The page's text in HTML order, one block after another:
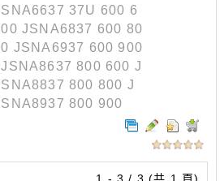
SNA6637 37U 600 6
00 JSNA6837 600 80
0 JSNA6937 600 900
JSNA8637 800 600 J
SNA8837 800 800 J
SNA8937 800 900